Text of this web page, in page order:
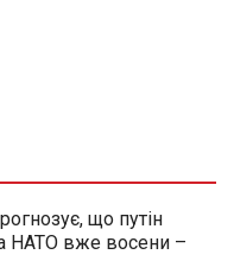
що путін
НАТО вже восени –